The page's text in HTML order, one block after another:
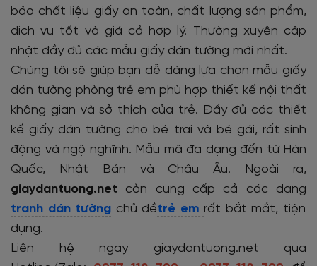
bảo chất liệu giấy an toàn, chất lượng sản phẩm,
dịch vụ tốt và giá cả hợp lý. Thường xuyên cập
nhật đầy đủ các mẫu giấy dán tường mới nhất.
Chúng tôi sẽ giúp bạn dễ dàng lựa chọn mẫu giấy
dán tường phòng trẻ em phù hợp thiết kế nội thất
không gian và sở thích của trẻ. Đầy đủ các thiết
kế giấy dán tường cho bé trai và bé gái, rất sinh
động và ngộ nghĩnh. Mẫu mã đa dạng đến từ Hàn
Quốc, Nhật Bản và Châu Âu. Ngoài ra,
giaydantuong.net còn cung cấp cả các dạng
tranh dán tường chủ đềtrẻ em rất bắt mắt, tiện
dụng.
Liên hệ ngay giaydantuong.net qua